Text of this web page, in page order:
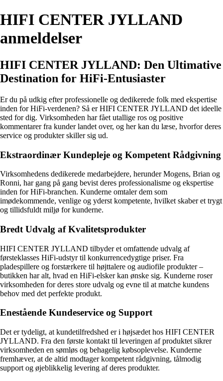
HIFI CENTER JYLLAND
anmeldelser
HIFI CENTER JYLLAND: Den Ultimative
Destination for HiFi-Entusiaster
Er du på udkig efter professionelle og dedikerede folk med ekspertise
inden for HiFi-verdenen? Så er HIFI CENTER JYLLAND det ideelle
sted for dig. Virksomheden har fået utallige ros og positive
kommentarer fra kunder landet over, og her kan du læse, hvorfor deres
service og produkter skiller sig ud.
Ekstraordinær Kundepleje og Kompetent Rådgivning
Virksomhedens dedikerede medarbejdere, herunder Mogens, Brian og
Ronni, har gang på gang bevist deres professionalisme og ekspertise
inden for HiFi-branchen. Kunderne omtaler dem som
imødekommende, venlige og yderst kompetente, hvilket skaber et trygt
og tillidsfuldt miljø for kunderne.
Bredt Udvalg af Kvalitetsprodukter
HIFI CENTER JYLLAND tilbyder et omfattende udvalg af
førsteklasses HiFi-udstyr til konkurrencedygtige priser. Fra
pladespillere og forstærkere til højttalere og audiofile produkter –
butikken har alt, hvad en HiFi-elsker kan ønske sig. Kunderne roser
virksomheden for deres store udvalg og evne til at matche kundens
behov med det perfekte produkt.
Enestående Kundeservice og Support
Det er tydeligt, at kundetilfredshed er i højsædet hos HIFI CENTER
JYLLAND. Fra den første kontakt til leveringen af produktet sikrer
virksomheden en sømløs og behagelig købsoplevelse. Kunderne
fremhæver, at de altid modtager kompetent rådgivning, tålmodig
support og øjeblikkelig levering af deres produkter.